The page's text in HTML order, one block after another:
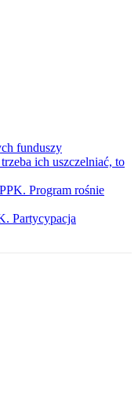
funduszy
ich uszczelniać, to
Program rośnie
Partycypacja